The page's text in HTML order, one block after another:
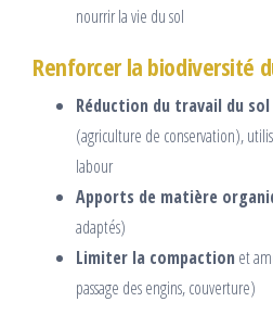
nourrir la vie du sol
Renforcer la biodiversité
Réduction du travail du sol
(agriculture de conservation),
labour
Apports de matière
adaptés)
Limiter la compaction et
passage des engins, couverture)